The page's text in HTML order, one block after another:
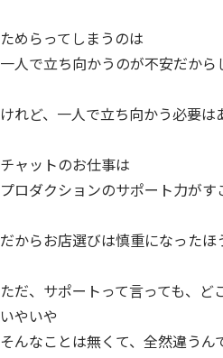
ためらってしまうのは
一人で立ち向かうのが不安だから
けれど、一人で立ち向かう必要は
チャットのお仕事は
プロダクションのサポート力がす
だからお店選びは慎重になったほ
ただ、サポートって言っても、ど
いやいや
そんなことは無くて、全然違うん